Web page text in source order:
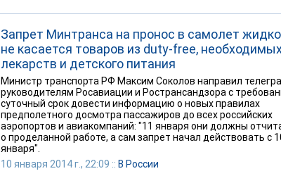
Запрет Минтранса на пронос в самолет
не касается товаров из duty-free,
лекарств и детского питания
Министр транспорта РФ Максим Соколов направил
руководителям Росавиации и Ространсандзора с
суточный срок довести информацию о новых правилах
предполетного досмотра пассажиров до всех российских
аэропортов и авиакомпаний: "11 января они должны
о проделанной работе, а сам запрет начал действовать с
января".
10 января 2014 г., 22:09 :: В России